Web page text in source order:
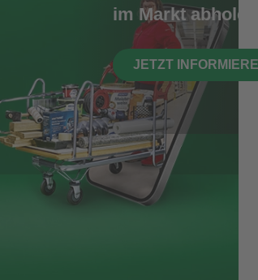
im Markt abholen
JETZT